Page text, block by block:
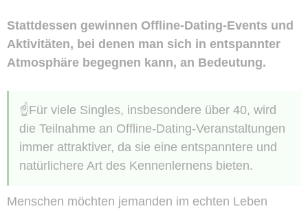
Stattdessen gewinnen Offline-Dating-Events und
Aktivitäten, bei denen man sich in entspannter
Atmosphäre begegnen kann, an Bedeutung.
☝️Für viele Singles, insbesondere über 40, wird
die Teilnahme an Offline-Dating-Veranstaltungen
immer attraktiver, da sie eine entspanntere und
natürlichere Art des Kennenlernens bieten.
Menschen möchten jemanden im echten Leben